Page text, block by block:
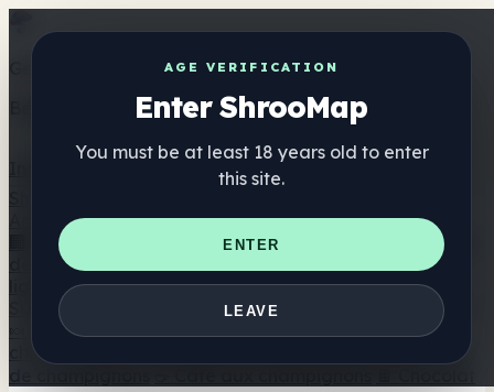
AGE VERIFICATION
Enter ShrooMap
You must be at least 18 years old to enter
this site.
ENTER
LEAVE
Get the ShrooMap app
Better than mobile web — one tap away
Annuaire
🏢 Répertoire des marques 📍 Recherche d'un magasin
de tête 🔮 Smartshop Finder
🛒 Magasins de tête en
Suppléments
🍬 Gommes aux champignons 💊 Capsules de
champignons
🫙 Poudres